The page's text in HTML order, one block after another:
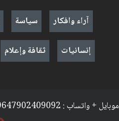
آراء وافكار
سياسة
إنسانيات
ثقافة وإعلام
موبايل + واتساب : 009647902409092